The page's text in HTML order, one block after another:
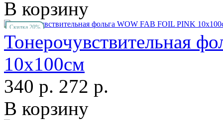
В корзину
Скидка 20%
Тонерочувствительная
10х100см
340 р. 272 р.
В корзину